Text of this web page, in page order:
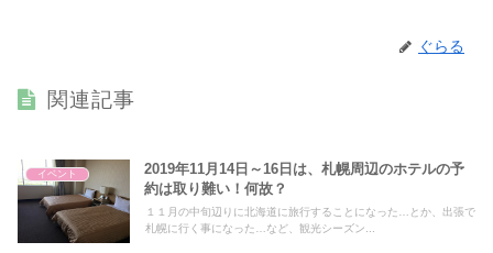
ぐらる
関連記事
イベント
2019年11月14日～16日は、札幌周辺のホテルの予
約は取り難い！何故？
１１月の中旬辺りに北海道に旅行することになった…とか、出張で
札幌に行く事になった…など、観光シーズン...